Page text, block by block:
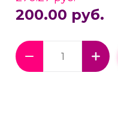
200.00 руб.